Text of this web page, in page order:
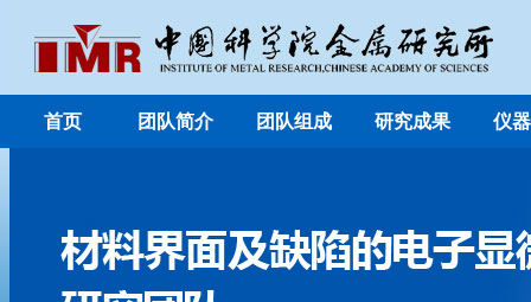
首页 团队简介 团队组成 研究成果 仪